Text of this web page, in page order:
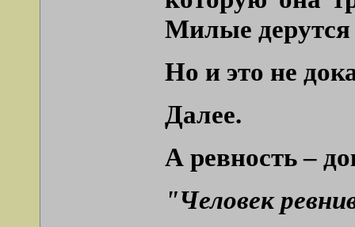
Милые дерутся
Но и это не
Далее.
А ревность –
"Человек